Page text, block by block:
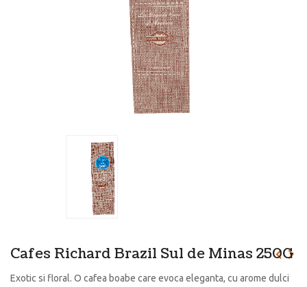
Cafes Richard Brazil Sul de Minas 250G
Exotic si floral. O cafea boabe care evoca eleganta, cu arome dulci